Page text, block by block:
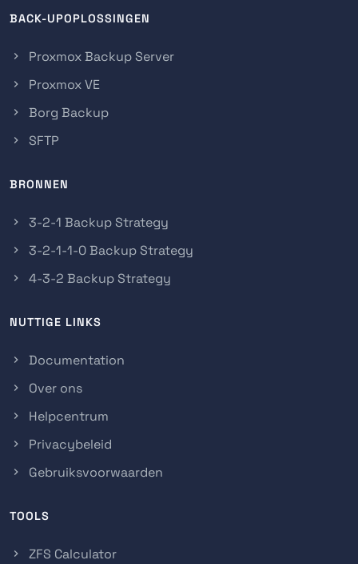
BACK-UPOPLOSSINGEN
Proxmox Backup Server
Proxmox VE
Borg Backup
SFTP
BRONNEN
3-2-1 Backup Strategy
3-2-1-1-0 Backup Strategy
4-3-2 Backup Strategy
NUTTIGE LINKS
Documentation
Over ons
Helpcentrum
Privacybeleid
Gebruiksvoorwaarden
TOOLS
ZFS Calculator